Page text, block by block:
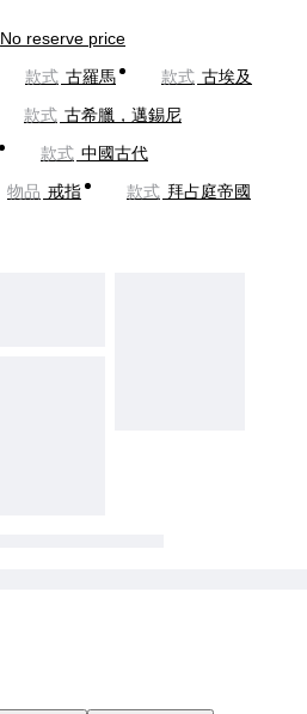
No reserve price
款式 古羅馬 款式 古埃及
款式 古希臘，邁錫尼
款式 中國古代
物品 戒指 款式 拜占庭帝國